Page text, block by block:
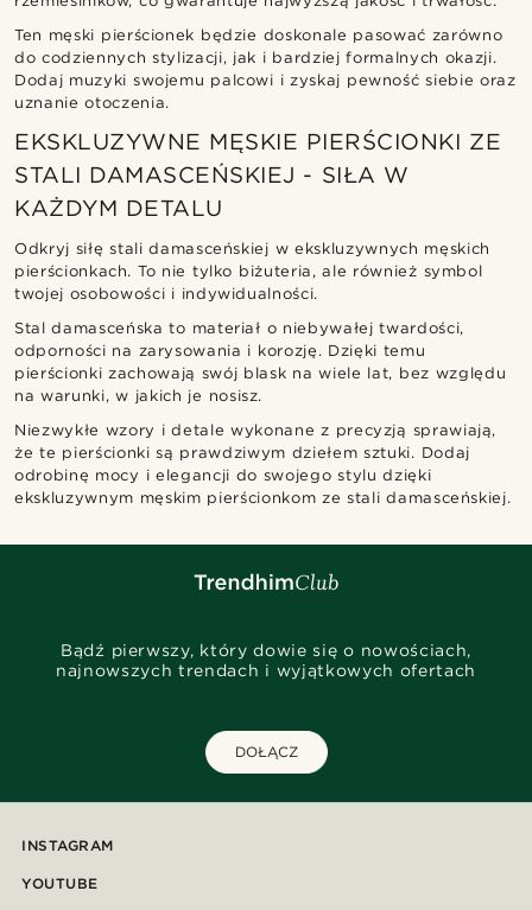
Ten męski pierścionek będzie doskonale pasować zarówno
do codziennych stylizacji, jak i bardziej formalnych okazji.
Dodaj muzyki swojemu palcowi i zyskaj pewność siebie oraz
uznanie otoczenia.
EKSKLUZYWNE MĘSKIE PIERŚCIONKI ZE
STALI DAMASCEŃSKIEJ - SIŁA W
KAŻDYM DETALU
Odkryj siłę stali damasceńskiej w ekskluzywnych męskich
pierścionkach. To nie tylko biżuteria, ale również symbol
twojej osobowości i indywidualności.
Stal damasceńska to materiał o niebywałej twardości,
odporności na zarysowania i korozję. Dzięki temu
pierścionki zachowają swój blask na wiele lat, bez względu
na warunki, w jakich je nosisz.
Niezwykłe wzory i detale wykonane z precyzją sprawiają,
że te pierścionki są prawdziwym dziełem sztuki. Dodaj
odrobinę mocy i elegancji do swojego stylu dzięki
ekskluzywnym męskim pierścionkom ze stali damasceńskiej.
Bądź pierwszy, który dowie się o nowościach,
najnowszych trendach i wyjątkowych ofertach
DOŁĄCZ
INSTAGRAM
YOUTUBE